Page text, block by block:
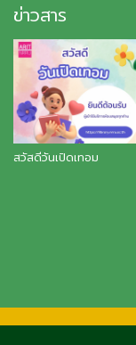
ข่าวสาร
สวัสดีวันเปิดเทอม